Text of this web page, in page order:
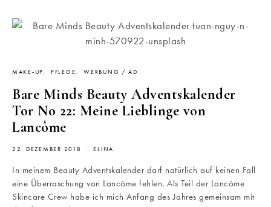
MAKE-UP PFLEGE WERBUNG / AD
Bare Minds Beauty Adventskalender
Tor No 22: Meine Lieblinge von
Lancôme
22. DEZEMBER 2018 ELINA
In meinem Beauty Adventskalender darf natürlich auf keinen Fall
eine Überraschung von Lancôme fehlen. Als Teil der Lancôme
Skincare Crew habe ich mich Anfang des Jahres gemeinsam mit